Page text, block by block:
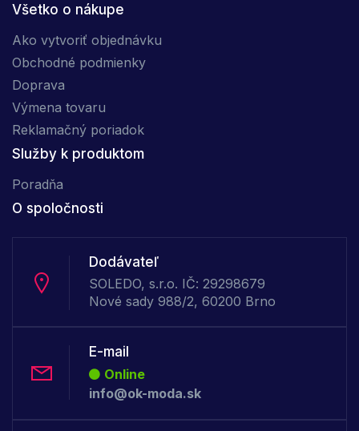
Všetko o nákupe
Ako vytvoriť objednávku
Obchodné podmienky
Doprava
Výmena tovaru
Reklamačný poriadok
Služby k produktom
Poradňa
O spoločnosti
Dodávateľ
SOLEDO, s.r.o. IČ: 29298679
Nové sady 988/2, 60200 Brno
E-mail
Online
info@ok-moda.sk